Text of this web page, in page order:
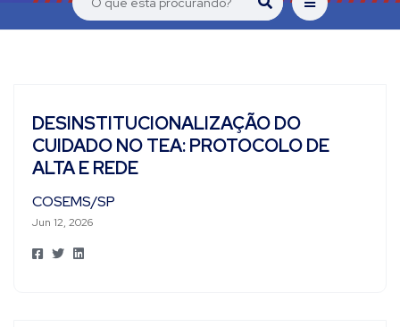
DESINSTITUCIONALIZAÇÃO DO
CUIDADO NO TEA: PROTOCOLO DE
ALTA E REDE
COSEMS/SP
Jun 12, 2026